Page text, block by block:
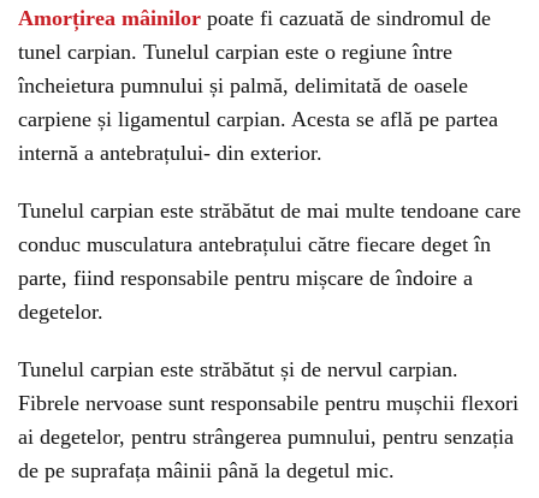
Amorțirea mâinilor poate fi cazuată de sindromul de
tunel carpian. Tunelul carpian este o regiune între
încheietura pumnului și palmă, delimitată de oasele
carpiene și ligamentul carpian. Acesta se află pe partea
internă a antebrațului- din exterior.
Tunelul carpian este străbătut de mai multe tendoane care
conduc musculatura antebrațului către fiecare deget în
parte, fiind responsabile pentru mișcare de îndoire a
degetelor.
Tunelul carpian este străbătut și de nervul carpian.
Fibrele nervoase sunt responsabile pentru mușchii flexori
ai degetelor, pentru strângerea pumnului, pentru senzația
de pe suprafața mâinii până la degetul mic.